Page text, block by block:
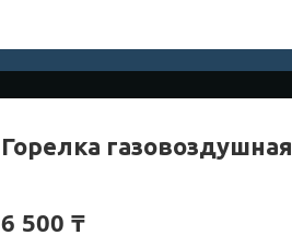
Горелка газовоздушная
6 500 ₸